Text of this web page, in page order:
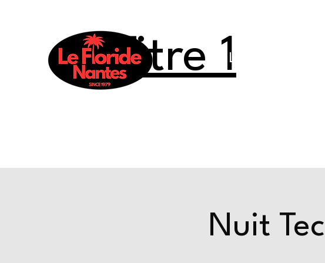
Titre 1Le Floride
Nuit